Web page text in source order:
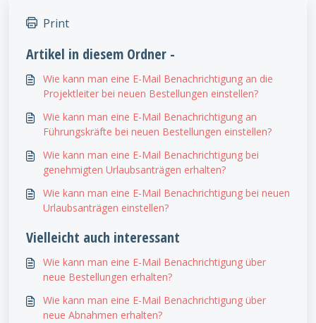
Print
Artikel in diesem Ordner -
Wie kann man eine E-Mail Benachrichtigung an die
Projektleiter bei neuen Bestellungen einstellen?
Wie kann man eine E-Mail Benachrichtigung an
Führungskräfte bei neuen Bestellungen einstellen?
Wie kann man eine E-Mail Benachrichtigung bei
genehmigten Urlaubsanträgen erhalten?
Wie kann man eine E-Mail Benachrichtigung bei neuen
Urlaubsanträgen einstellen?
Vielleicht auch interessant
Wie kann man eine E-Mail Benachrichtigung über
neue Bestellungen erhalten?
Wie kann man eine E-Mail Benachrichtigung über
neue Abnahmen erhalten?